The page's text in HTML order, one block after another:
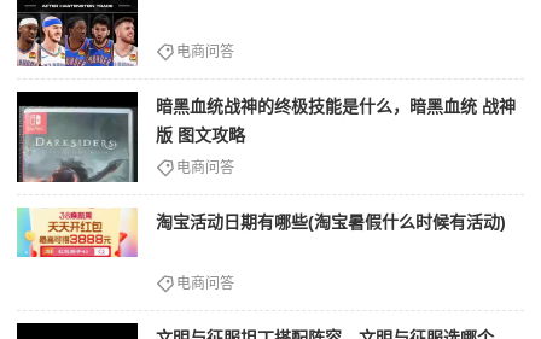
电商问答
暗黑血统战神的终极技能是什么，暗黑血统 战神
版 图文攻略
电商问答
淘宝活动日期有哪些(淘宝暑假什么时候有活动)
电商问答